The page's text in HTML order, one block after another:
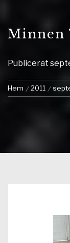
Minnen
Publicerat
Hem 2011